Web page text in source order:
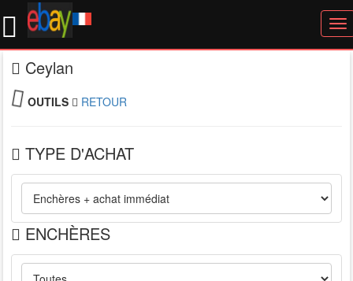
Ceylan
OUTILS RETOUR
TYPE D'ACHAT
ENCHÈRES